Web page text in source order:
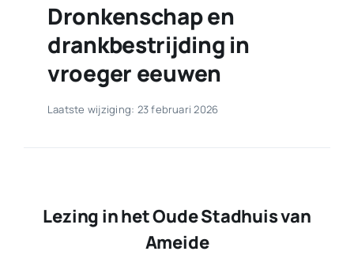
Dronkenschap en
drankbestrijding in
vroeger eeuwen
Laatste wijziging: 23 februari 2026
Lezing in het Oude Stadhuis van
Ameide